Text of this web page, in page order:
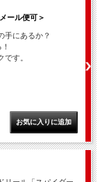
ール便可＞
手にあるか？
す。